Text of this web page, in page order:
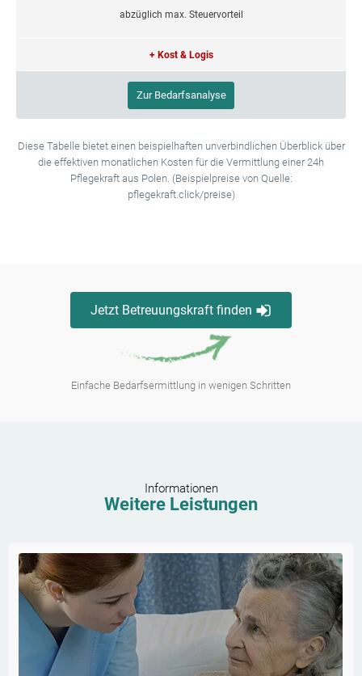
abzüglich max. Steuervorteil
+ Kost & Logis
Zur Bedarfsanalyse
Diese Tabelle bietet einen beispielhaften unverbindlichen Überblick über
die effektiven monatlichen Kosten für die Vermittlung einer 24h
Pflegekraft aus Polen. (Beispielpreise von Quelle:
pflegekraft.click/preise)
Jetzt Betreuungskraft finden
Einfache Bedarfsermittlung in wenigen Schritten
Informationen
Weitere Leistungen